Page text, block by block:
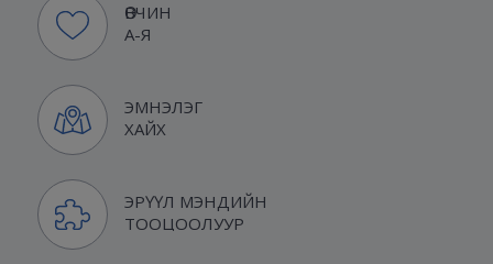
ӨВЧИН
А-Я
ЭМНЭЛЭГ
ХАЙХ
ЭРҮҮЛ МЭНДИЙН
ТООЦООЛУУР